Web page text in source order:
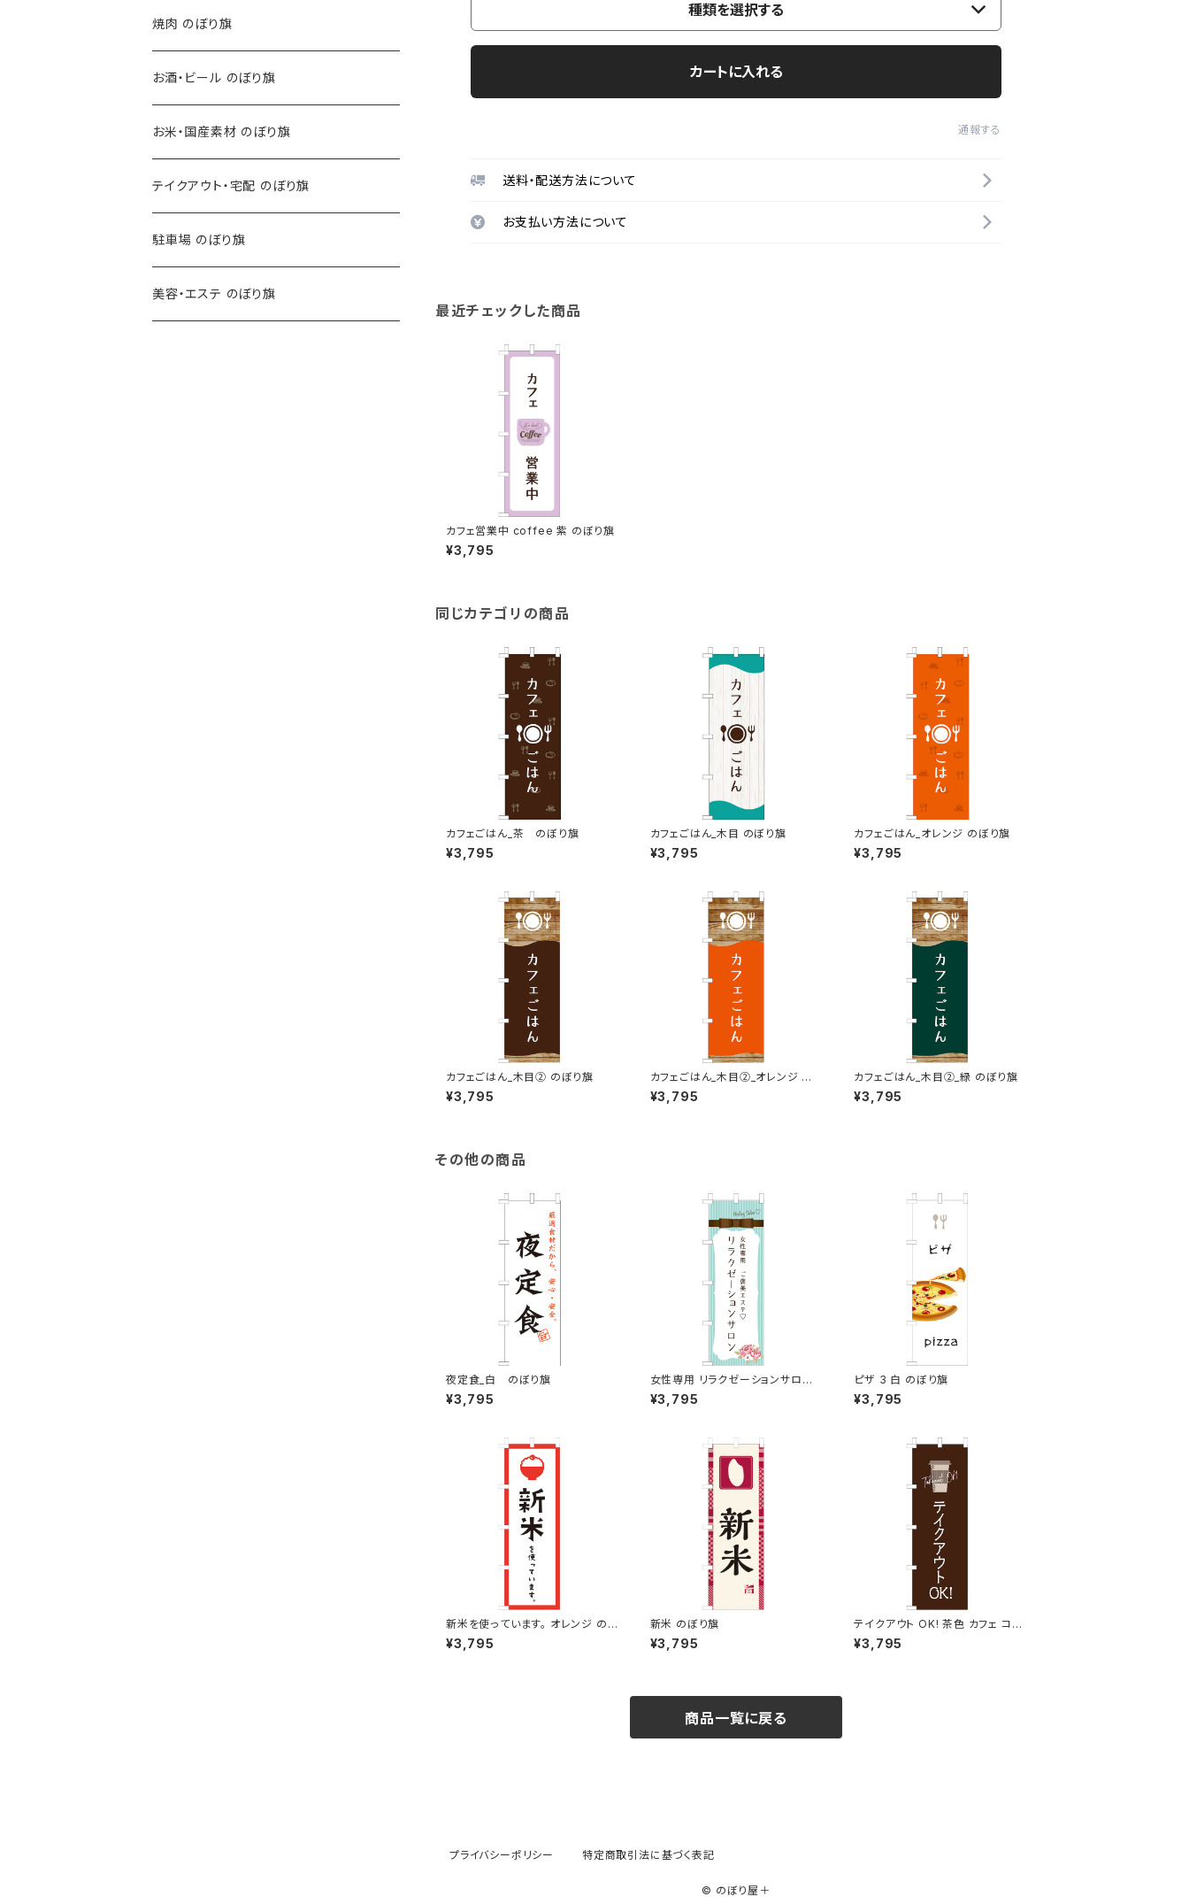
種類を選択する
カートに入れる
通報する
送料・配送方法について
お支払い方法について
最近チェックした商品
カフェ営業中 coffee 紫 のぼり旗
¥3,795
同じカテゴリの商品
カフェごはん_茶 のぼり旗
¥3,795
カフェごはん_木目 のぼり旗
¥3,795
カフェごはん_オレンジ のぼり旗
¥3,795
カフェごはん_木目② のぼり旗
¥3,795
カフェごはん_木目②_オレンジ の
ぼり旗
¥3,795
カフェごはん_木目②_緑 のぼり旗
¥3,795
その他の商品
夜定食_白 のぼり旗
¥3,795
女性専用 リラクゼーションサロン
水色 のぼり旗
¥3,795
ピザ 3 白 のぼり旗
¥3,795
新米を使っています。 オレンジ の
ぼり旗
¥3,795
新米 のぼり旗
¥3,795
テイクアウト OK! 茶色 カフェ コー
ヒー 2 のぼり旗
¥3,795
商品一覧に戻る
焼肉 のぼり旗
お酒・ビール のぼり旗
お米・国産素材 のぼり旗
テイクアウト・宅配 のぼり旗
駐車場 のぼり旗
美容・エステ のぼり旗
プライバシーポリシー 特定商取引法に基づく表記
© のぼり屋＋